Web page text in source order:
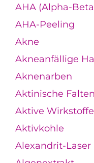
AHA (Alpha-
AHA-Peeling
Akne
Akneanfällige
Aknenarben
Aktinische Falten
Aktive Wirkstoffe
Aktivkohle
Alexandrit-Laser